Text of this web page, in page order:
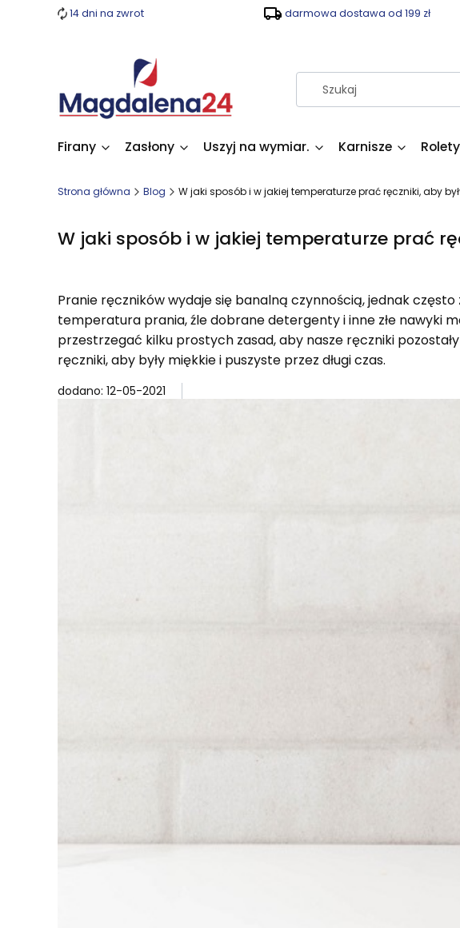
14 dni na zwrot darmowa dostawa od 199 zł
Firany Zasłony Uszyj na wymiar. Karnisze
Strona główna Blog W jaki sposób i w jakiej temperaturze prać ręczniki, aby
W jaki sposób i w jakiej temperaturze prać
Pranie ręczników wydaje się banalną czynnością, jednak
temperatura prania, źle dobrane detergenty i inne złe nawyki
przestrzegać kilku prostych zasad, aby nasze ręczniki
ręczniki, aby były miękkie i puszyste przez długi czas.
dodano: 12-05-2021